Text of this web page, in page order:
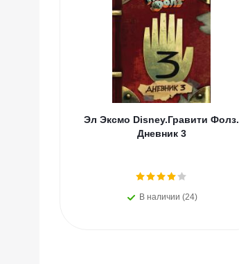
Эл Эксмо Disney.Гравити Фолз.
Дневник 3
В наличии (24)